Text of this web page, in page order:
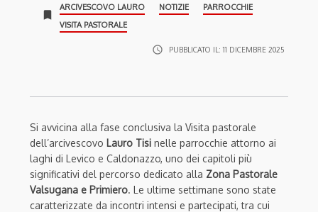
bookmark
ARCIVESCOVO LAURO NOTIZIE
PARROCCHIE
VISITA PASTORALE
access_time PUBBLICATO IL: 11 DICEMBRE 2025
Si avvicina alla fase conclusiva la Visita pastorale
dell’arcivescovo Lauro Tisi nelle parrocchie attorno ai
laghi di Levico e Caldonazzo, uno dei capitoli più
significativi del percorso dedicato alla Zona Pastorale
Valsugana e Primiero. Le ultime settimane sono state
caratterizzate da incontri intensi e partecipati, tra cui